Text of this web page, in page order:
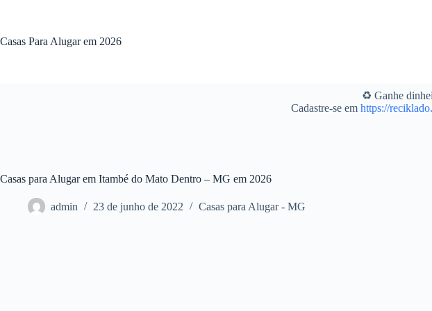
conteúdo
Casas Para Alugar em 2026
♻️ Ganhe
Cadastre-se em https://
Casas para Alugar em Itambé do Mato Dentro – MG em 2026
admin 23 de junho de 2022 Casas para Alugar - MG